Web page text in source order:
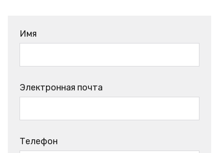
Имя
Электронная почта
Телефон